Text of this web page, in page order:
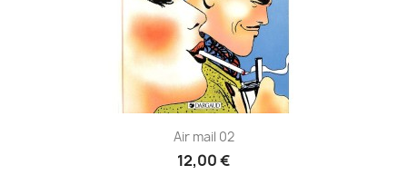
Air mail 02
12,00 €